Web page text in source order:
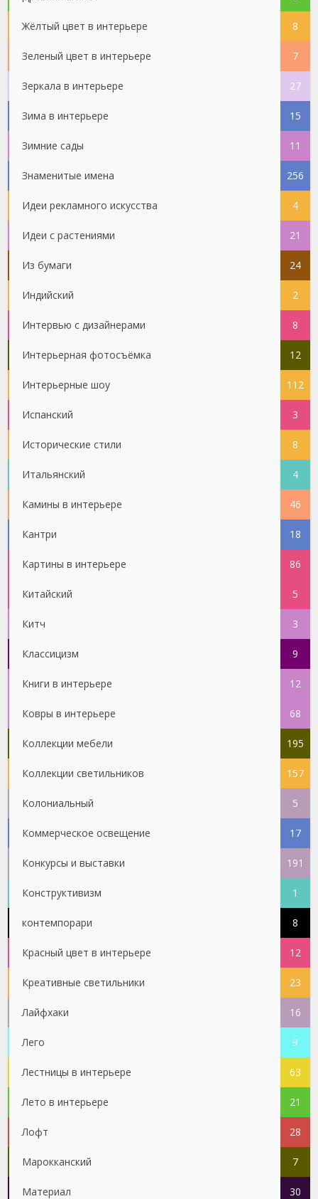
Жёлтый цвет в интерьере 8
Зеленый цвет в интерьере 7
Зеркала в интерьере 27
Зима в интерьере 15
Зимние сады 11
Знаменитые имена 256
Идеи рекламного искусства 4
Идеи с растениями 21
Из бумаги 24
Индийский 2
Интервью с дизайнерами 8
Интерьерная фотосъёмка 12
Интерьерные шоу 112
Испанский 3
Исторические стили 8
Итальянский 4
Камины в интерьере 46
Кантри 18
Картины в интерьере 86
Китайский 5
Китч 3
Классицизм 9
Книги в интерьере 12
Ковры в интерьере 68
Коллекции мебели 195
Коллекции светильников 157
Колониальный 5
Коммерческое освещение 17
Конкурсы и выставки 191
Конструктивизм 1
контемпорари 8
Красный цвет в интерьере 12
Креативные светильники 23
Лайфхаки 16
Лего 9
Лестницы в интерьере 63
Лето в интерьере 21
Лофт 28
Марокканский 7
Материал 30